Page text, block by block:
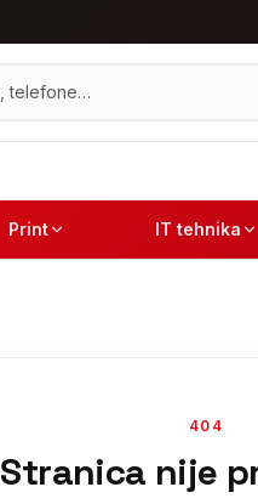
Print IT tehnika
404
Stranica nije